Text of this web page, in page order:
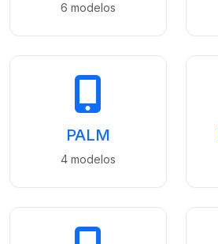
6 modelos
PALM
4 modelos